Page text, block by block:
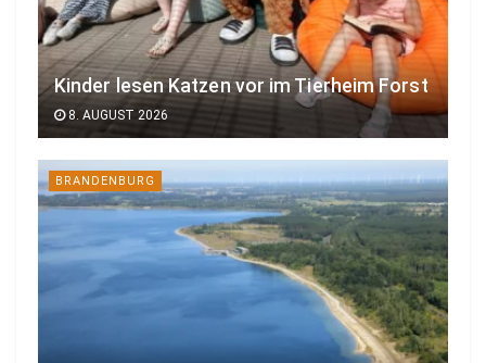
Kinder lesen Katzen vor im Tierheim Forst
8. AUGUST 2026
BRANDENBURG